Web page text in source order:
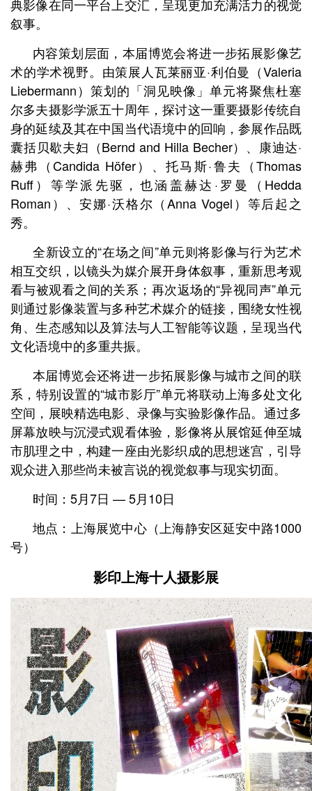
典影像在同一平台上交汇，呈现更加充满活力的视觉
叙事。
内容策划层面，本届博览会将进一步拓展影像艺
术的学术视野。由策展人瓦莱丽亚·利伯曼（Valeria
Liebermann）策划的「洞见映像」单元将聚焦杜塞
尔多夫摄影学派五十周年，探讨这一重要摄影传统自
身的延续及其在中国当代语境中的回响，参展作品既
囊括贝歇夫妇（Bernd and Hilla Becher）、康迪达·
赫弗（Candida Höfer）、托马斯·鲁夫（Thomas
Ruff）等学派先驱，也涵盖赫达·罗曼（Hedda
Roman）、安娜·沃格尔（Anna Vogel）等后起之
秀。
全新设立的“在场之间”单元则将影像与行为艺术
相互交织，以镜头为媒介展开身体叙事，重新思考观
看与被观看之间的关系；再次返场的“异视同声”单元
则通过影像装置与多种艺术媒介的链接，围绕女性视
角、生态感知以及算法与人工智能等议题，呈现当代
文化语境中的多重共振。
本届博览会还将进一步拓展影像与城市之间的联
系，特别设置的“城市影厅”单元将联动上海多处文化
空间，展映精选电影、录像与实验影像作品。通过多
屏幕放映与沉浸式观看体验，影像将从展馆延伸至城
市肌理之中，构建一座由光影织成的思想迷宫，引导
观众进入那些尚未被言说的视觉叙事与现实切面。
时间：5月7日 — 5月10日
地点：上海展览中心（上海静安区延安中路1000
号）
影印上海十人摄影展